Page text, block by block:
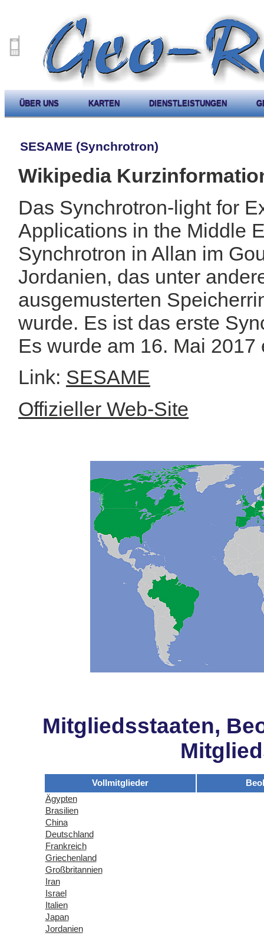
ÜBER UNS KARTEN DIENSTLEISTUNGEN
SESAME (Synchrotron)
Wikipedia
Das Synchrotron-light for
Applications in the Middle
Synchrotron in Allan im
Jordanien, das unter
ausgemusterten
wurde. Es ist das erste
Es wurde am 16. Mai 2017
Link: SESAME
Offizieller Web-Site
Mitgliedsstaaten,
Vollmitglieder
Ägypten
Brasilien
China
Deutschland
Frankreich
Griechenland
Großbritannien
Iran
Israel
Italien
Japan
Jordanien